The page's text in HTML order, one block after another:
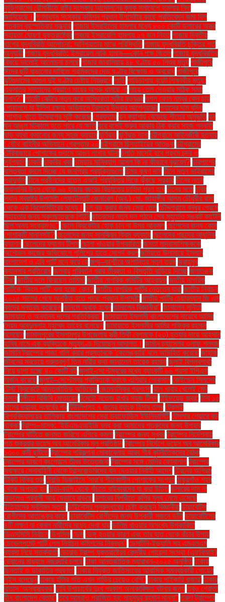
কুড়িগ্রামের রৌমারীতে রাষ্ট্র সংস্কার আন্দোলনের কৃষক সমাবেশে হামলার নিন্দা
জানিয়েছে। গণমাধ্যম সংস্কার কমিশন প্রধান উপদেষ্টার কাছে প্রতিবেদন জমা দিল
গতকাল বৃহস্পতিবার সন্ধ্যায় গাজায় ইসরাইলের হামলার মধ্যে ৮০০ কোটি ডলারের অস্ত্র
সহায়তা ঘোষণা যুক্তরাষ্ট্রের গাজায় ইসরায়েলি হামলায় ১৭ জন নিহত গাজায় দ্বিতীয়
ধাপের যুদ্ধবিরতি আলোচনা: অনিশ্চয়তার মাঝে পরিস্থিতি গাজায় যুদ্ধবিরতি চুক্তির শর্ত
অনুযায়ী গাজায় যুদ্ধবিরতি: ইসরায়েল নাকি হামাস—কোন পক্ষ জিতল গাজায় যুদ্ধবিরতির
বিষয়ে ভালোই আলোচনা চলছে গাজার জাবালিয়ায় ৪৮ ঘণ্টায় ৫০ শিশুর মৃত্যু গাজীপুরে
ঈদের ছুটি বাড়ানোর দাবিতে শ্রমিকদের দেড় ঘণ্টার বিক্ষোভ ও অবরোধ গাজীপুরে
ঝুটগুদামের আগুন দুই ঘণ্টার চেষ্টায় নিয়ন্ত্রণে গাড়ি গাড়িচাপায় বুয়েট শিক্ষার্থীর মৃত্যু:
একমাত্র সন্তানের প্রয়াণে মায়ের অশ্রু থামছে না গায়ে তেল দেওয়ার সঠিক সময়
কখন?" গার্মেন্ট সেক্টরে নতুন করে অস্থিরতা সৃষ্টির ষড়যন্ত্র গুগল ফোন নম্বর কেন চায়
গোয়ালন্দে মা ইলিশ রক্ষায় অভিযানে ট্রলারে উদ্ধার আগ্নেয়াস্ত্র গ্যাসের দাম বৃদ্ধি
পোশাক খাতে উদ্বেগের সৃষ্টি করেছে গ্রেফতার ঘন কুয়াশায় বেড়েছে শীতের অনুভূতি ঘন
ঘন আঙুল মটকালে হতে পারে যে ক্ষতি ঘরে বসেই ভ্রুর আকার ঠিক করার সহজ পদ্ধতি
ঘাড় ব্যথা কমানোর জন্য সহজ ব্যায়াম ঘূর্ণিঝড় ঘূর্ণিঝড় দানা চট্টগ্রামে আইনজীবী হত্যায়
: যৌথ বাহিনীর অভিযানে গ্রেপ্তার ২০ চট্টগ্রামে ছিনতাইয়ের আতঙ্ক চট্টগ্রামের
টেরিবাজারে পোশাকের গুদামে আগুন লাগার ঘটনা চলতি মাসেই হবে প্রথম চন্দ্র ও
সূর্যগ্রহণ চাকরি চাকরির খবর চামড়ার মানিব্যাগ আসল কি না কীভাবে বুঝবেন? চারপাশের
বাস্তবতা বদলে দিচ্ছে যে জনপ্রিয় প্রযুক্তিগুলো চিন্ময় কৃষ্ণ দাস চীনে নতুন ভাইরাসের
প্রাদুর্ভাব চীনে প্রবীণদের যত্নে এআই প্রযুক্তির দিকে ঝুঁকছে সরকার চীনের নতুন
জ্বালানির উৎস থেকে ৬০ হাজার বছরের বিদ্যুতের চাহিদা পূরণ হবে চীনের মতে চুরির
স্থান স্বরাষ্ট্র উপদেষ্টা লেফটেন্যান্ট জেনারেল (অব.) মো. জাহাঙ্গীর আলম চৌধুরীর বাসা
থেকে এক কিলোমিটারের মধ্যে। চুল বড় করার জন্য সেরা তেল চৌদ্দগ্রামে বন্ধুর প্রেমে
সহায়তার জন্য স্কুলছাত্রকে পিটুনি ছাত্রদের নতুন দল গঠনে শেষ মুহূর্তেও সঙ্কট কাটেনি
ছিল অন্য সংক্রমণও" ছেলে ক্রিকেটার হোক চান না উমর আকমল ছেলেদের জন্য কোন
পোশাকটি মানানসই? ছেলেদের জন্য সানস্ক্রিন ক্রিম ব্যবহার ছেলেদের পছন্দের আধুনিক
ফ্যাশন ছেলেদের ফ্যাশন টিপস ছোলা খাওয়ার উপকারিতা জনতা মাদ্রাসাশিক্ষককে
অশোভন কাজের অভিযোগে পুলিশের হাতে সোপর্দ করল জমিয়তে উলামায়ে ইসলাম
বাংলাদেশ ও এবি পার্টি মনে করে যে জম্মু–কাশ্মীরে অশান্তির নতুন তরঙ্গ জরায়ুমুখ
ক্যানসার প্রতিরোধ জলবায়ু পরিবর্তন খরার তীব্রতা ও বিস্তৃতি বাড়িয়ে দিচ্ছে জলাতঙ্ক
টিকা জাতীয় দলে ফিরছেন তামিম! জাতীয় নাগরিক কমিটির আহ্বায়ক জাতীয় নাগরিক
পার্টিকে ‘কিংস পার্টি’ বলা হচ্ছে কেন? জাতীয় নাগরিক পার্টির নেতৃত্বে যারা জাতীয় নির্বাচন
২০২৫ সালের শেষে অনুষ্ঠিত হতে পারে: প্রধান উপদেষ্টা জাতীয় পার্টির চেয়ারম্যান জি এম
কাদের মন্তব্য করেছেন জানলে অবাক হবেন জানালেন বিজ্ঞানীরা" জানালেন সুনিতা
জামায়াত ও অন্যান্য দলের প্রতিক্রিয়া'' জামায়াতে ইসলামী বাংলাদেশের নায়েবে আমির
সৈয়দ আবদুল্লাহ মুহাম্মদ তাহের বলেছেন জামায়াতে ইসলামীর আমির শফিকুর রহমান
বলেছেন জামালপুরের ইসলামপুর উপজেলায় স্ত্রী তিথী বেগমকে (২৩) হত্যার দায়ে আহসান
হাবিব নামে এক ব্যক্তিকে মৃত্যুদণ্ড দিয়েছেন আদালত। জার্মান চ্যান্সেলর ওলাফ শলৎজ
জার্মানি ট্রাম্পের গাজা খালি করার প্রস্তাবকে 'কেলেঙ্কারি' বলে অভিহিত করেছে জাহাজ
জীবনের সবচেয়ে গুরুত্বপূর্ণ তিন নারীর কথা জানালেন তারেক রহমান জুলাই বিপ্লবগাথা
নিয়ে ছাপা হচ্ছে ৪০ কোটি বই জুলাই-সেপ্টেম্বরের মধ্যে ব্যাংকটি ৬৬ পয়সা ইপিএস
অর্জন করেছে জুলাই–সেপ্টেম্বর প্রান্তিকে ব্যাংক এশিয়ার লোকসান জেইডেন সিলসের
টেস্ট ক্রিকেটে আন্তর্জাতিক অভিষেক জেলেনস্কির প্রশংসা ঝাল খাবার খেলেই মেদ
কমবে টঙ্গীতে বিজিবি মোতায়েন টমেটো সতেজ রাখার সহজ টিপস টাইফয়েড জ্বর: টানা ১৫
মাসের ভয়াবহ সংঘর্ষের পর টিউলিপসহ ৭ জনের ব্যাংক হিসাব তলব টেকসই
বিশ্ববিদ্যালয়ের তালিকায় বাংলাদেশের সেরা ড্যাফোডিল ইউনিভার্সিটি টেসলার শেয়ারে বড়
ধাক্কা ট্রাম্প–মাস্ক: ‘ইউএসএআইডি বন্ধ করা আমাদের শত্রুদের জন্য উপহার
ট্রাম্পের ঘাঁটিতে জনমত জরিপে এগিয়ে কমলা ট্রাম্পের জন্য সুখবর ট্রাম্পের নির্দেশনায়
গত শুক্রবার ভয়েস অব আমেরিকার মূল প্রতিষ্ঠান ট্রাম্পের নির্দেশে ভয়েস অব আমেরিকার
১৩০০ কর্মী ছুটিতে ট্রাম্পের পরিকল্পনা মোকাবেলায় আরব শীর্ষ কূটনীতিকদের বৈঠক
ট্রাম্পের ভাষণে কংগ্রেসে তীব্র উত্তেজনা ট্রাম্পের সঙ্গে মোদির ফোনালাপ ট্রাম্পের
স্বাক্ষরে সেনাবাহিনী থেকে ট্রান্সজেন্ডারদের বাদ দেওয়ার নির্বাহী আদেশ ট্রেনের অগ্রিম
টিকিট বিক্রি শুরু ট্রেন্ডি ডিজাইনে 'সারা'র শীতকালীন পোশাকের সংগ্রহ ঠাকুরগাঁও শহর
থেকে অপহৃত হন ঠান্ডা-কাশি থেকে বাঁচতে বাইকারদের যা করা উচিত ডলারের দাম না
বাড়লেও প্রবাসী আয় যেভাবে বাড়ছে ডলারের বিপরীতে রুপির মূল্য নেমে এসেছে
ইতিহাসের সর্বনিম্ন স্তরে ডাইনোসর পুনরুদ্ধারের চেষ্টা করছেন বিজ্ঞানীরা ডায়াবেটিস
রোগীদের আতঙ্কের কারণ ডায়াবেটিস রোগীদের জন্য উপকারী সজনে ডাঁটা ডায়াবেটিসের
৪টি লক্ষণ যা কেবল নারীদের মধ্যে দেখা যায় ডালিম খাওয়ার অসংখ্য উপকারিতা
ডিএসসিসি নির্বাচন ডিপসিক ডেঙ্গু ডেঙ্গু হওয়ার কারণ এবং তার হাত থেকে বাঁচার উপায়
ডেভেলপমেন্ট পার্টি পেল নির্বাচন কমিশনের নিবন্ধন" ডেসটিনি-ইভ্যালি সহ এমএলএম
ব্যবসা নিয়ে সতর্কবার্তা ডোনাল্ড ট্রাম্প যুক্তরাষ্ট্রের কেন্দ্রীয় গোয়েন্দা সংস্থা (এফবিআই)
ড্রোনের মাধ্যমে নজরদারি চলছে ঢাকা আন্তর্জাতিক ম্যারাথন-২০২৫ অনুষ্ঠিত ঢাকায়
ছিনতাই ও ডাকাতির প্রবণতা ঢাকায় নিযুক্ত জাতিসংঘের আবাসিক সমন্বয়কারী গোয়েন
লুইস বলেছেন ঢাকায় হাঁটার গতি এখন গাড়ির চেয়েও বেশি'' ঢাকার পাইকারি বাজার' ঢাকার
বাতাস ‘অস্বাস্থ্যকর’ ঢাবি উপাচার্যের দুঃখ প্রকাশ অনাকাঙ্ক্ষিত ঘটনার জন্য তবুও শ্রোতা
হীন বাংলাদেশ বেতার” তবে আমরাও পরাজিত হব: মাহমুদুর রহমান মান্না" তরুণ ট্রাম্পের